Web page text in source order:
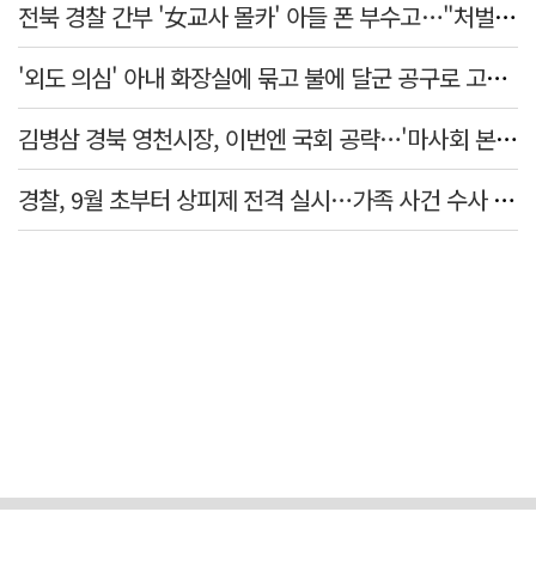
전북 경찰 간부 '女교사 몰카' 아들 폰 부수고…"처벌 못하는 사안" 내부망에 글
'외도 의심' 아내 화장실에 묶고 불에 달군 공구로 고문…남편 검거
김병삼 경북 영천시장, 이번엔 국회 공략…'마사회 본사 이전·광역교통망 확충' 요청
경찰, 9월 초부터 상피제 전격 실시…가족 사건 수사 못해